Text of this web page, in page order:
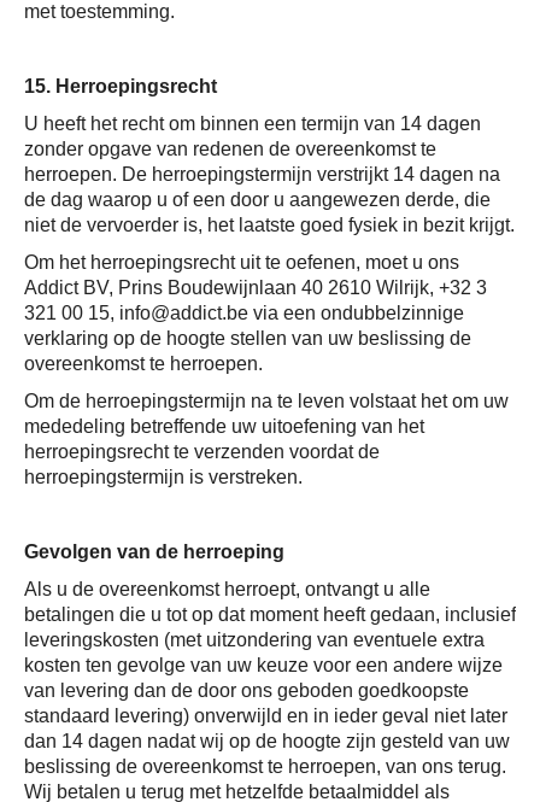
met toestemming.
15. Herroepingsrecht
U heeft het recht om binnen een termijn van 14 dagen
zonder opgave van redenen de overeenkomst te
herroepen. De herroepingstermijn verstrijkt 14 dagen na
de dag waarop u of een door u aangewezen derde, die
niet de vervoerder is, het laatste goed fysiek in bezit krijgt.
Om het herroepingsrecht uit te oefenen, moet u ons
Addict BV, Prins Boudewijnlaan 40 2610 Wilrijk, +32 3
321 00 15, info@addict.be via een ondubbelzinnige
verklaring op de hoogte stellen van uw beslissing de
overeenkomst te herroepen.
Om de herroepingstermijn na te leven volstaat het om uw
mededeling betreffende uw uitoefening van het
herroepingsrecht te verzenden voordat de
herroepingstermijn is verstreken.
Gevolgen van de herroeping
Als u de overeenkomst herroept, ontvangt u alle
betalingen die u tot op dat moment heeft gedaan, inclusief
leveringskosten (met uitzondering van eventuele extra
kosten ten gevolge van uw keuze voor een andere wijze
van levering dan de door ons geboden goedkoopste
standaard levering) onverwijld en in ieder geval niet later
dan 14 dagen nadat wij op de hoogte zijn gesteld van uw
beslissing de overeenkomst te herroepen, van ons terug.
Wij betalen u terug met hetzelfde betaalmiddel als